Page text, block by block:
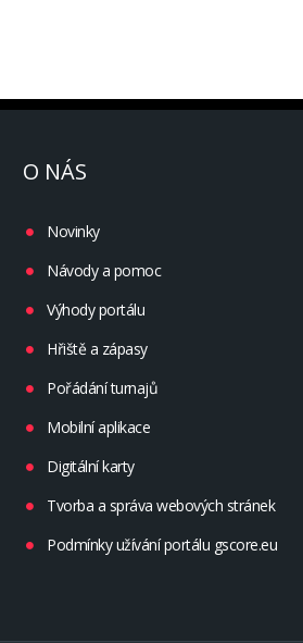
O NÁS
Novinky
Návody a pomoc
Výhody portálu
Hřiště a zápasy
Pořádání turnajů
Mobilní aplikace
Digitální karty
Tvorba a správa webových stránek
Podmínky užívání portálu gscore.eu